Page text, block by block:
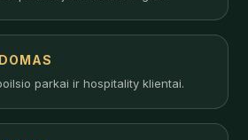
parkai ir hospitality klientai.